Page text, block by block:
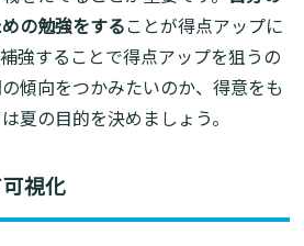
の勉強をすることが得点アップに
強することで得点アップを狙うの
傾向をつかみたいのか、得意をも
夏の目的を決めましょう。
視化